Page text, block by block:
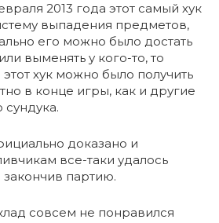
2013 года этот самый хук
выпадения предметов,
его можно было достать
выменять у кого-то, то
хук можно было получить
в конце игры, как и другие
сундука.
доказано и
все-таки удалось
закончив партию.
совсем не понравился